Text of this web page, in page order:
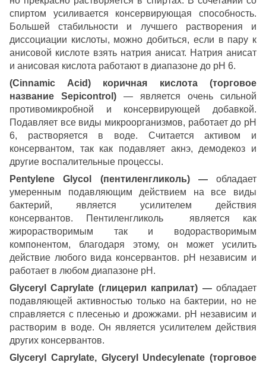
спиртом усиливается консервирующая способность.
Большей стабильности и лучшего растворения и
диссоциации кислоты, можно добиться, если в пару к
анисовой кислоте взять натрия анисат. Натрия анисат
и анисовая кислота работают в диапазоне до рН 6.
(Cinnamic Acid) коричная кислота (торговое
название Sepicontrol) — является очень сильной
противомикробной и консервирующей добавкой.
Подавляет все виды микроорганизмов, работает до рН
6, растворяется в воде. Считается активом и
консервантом, так как подавляет акнэ, демодекоз и
другие воспалительные процессы.
Pentylene Glycol (пентиленгликоль) —обладает
умеренным подавляющим действием на все виды
бактерий, является усилителем действия
консервантов. Пентиленгликоль является как
жирорастворимым так и водорастворимым
компонентом, благодаря этому, он может усилить
действие любого вида консервантов. рН независим и
работает в любом диапазоне рН.
Glyceryl Caprylate (глицерил каприлат) —обладает
подавляющей активностью только на бактерии, но не
справляется с плесенью и дрожжами. рН независим и
растворим в воде. Он является усилителем действия
других консервантов.
Glyceryl Caprylate, Glyceryl Undecylenate (торговое